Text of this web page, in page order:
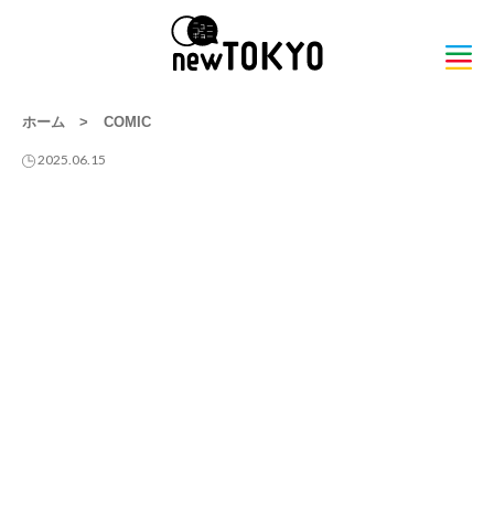
ホーム > COMIC
2025.06.15